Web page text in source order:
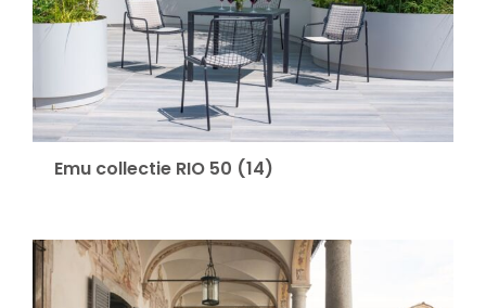
Emu collectie RIO 50 (14)